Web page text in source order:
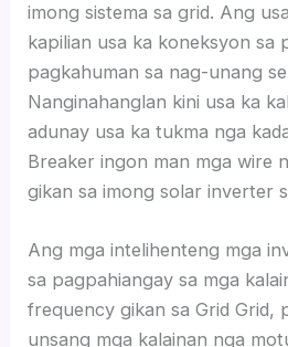
imong sistema sa grid. Ang
kapilian usa ka koneksyon sa
pagkahuman sa nag-unang
Nanginahanglan kini usa ka
adunay usa ka tukma nga
Breaker ingon man mga wire
gikan sa imong solar inverter
Ang mga intelihenteng mga
sa pagpahiangay sa mga
frequency gikan sa Grid Grid,
unsang mga kalainan nga